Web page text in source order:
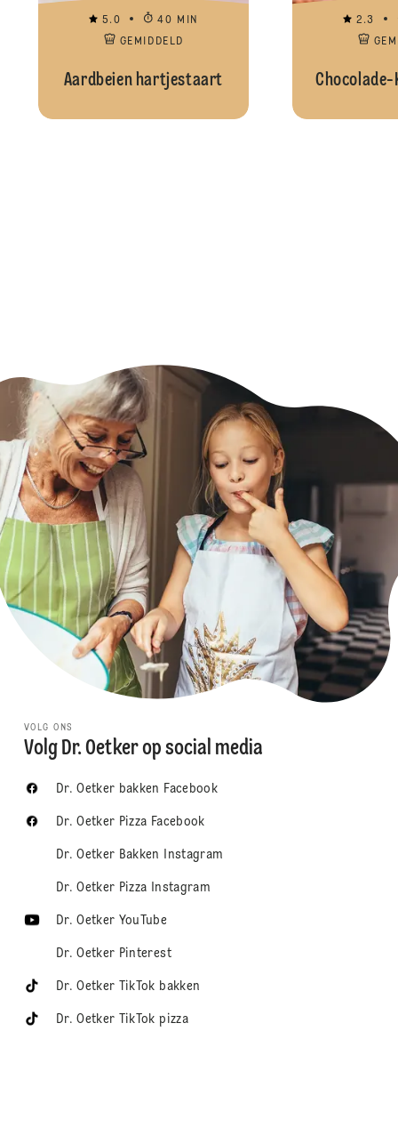
5.0
40 MIN
GEMIDDELD
Aardbeien hartjestaart
2.3
VOLG ONS
Volg Dr. Oetker op social media
Dr. Oetker bakken Facebook
Dr. Oetker Pizza Facebook
Dr. Oetker Bakken Instagram
Dr. Oetker Pizza Instagram
Dr. Oetker YouTube
Dr. Oetker Pinterest
Dr. Oetker TikTok bakken
Dr. Oetker TikTok pizza